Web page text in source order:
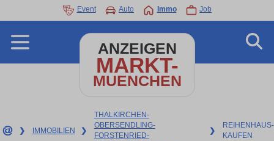
Event Auto Immo Job
ANZEIGEN
MARKT-
MUENCHEN
❯ IMMOBILIEN ❯
THALKIRCHEN-
OBERSENDLING-
FORSTENRIED-
❯
REIHENHAUS-
KAUFEN